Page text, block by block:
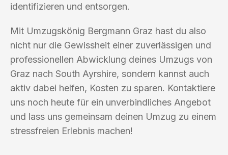
identifizieren und entsorgen.
Mit Umzugskönig Bergmann Graz hast du also
nicht nur die Gewissheit einer zuverlässigen und
professionellen Abwicklung deines Umzugs von
Graz nach South Ayrshire, sondern kannst auch
aktiv dabei helfen, Kosten zu sparen. Kontaktiere
uns noch heute für ein unverbindliches Angebot
und lass uns gemeinsam deinen Umzug zu einem
stressfreien Erlebnis machen!